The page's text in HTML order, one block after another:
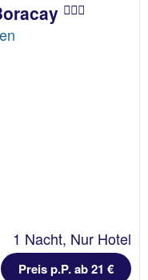
1 Nacht, Nur Hotel
Preis p.P. ab 21 €